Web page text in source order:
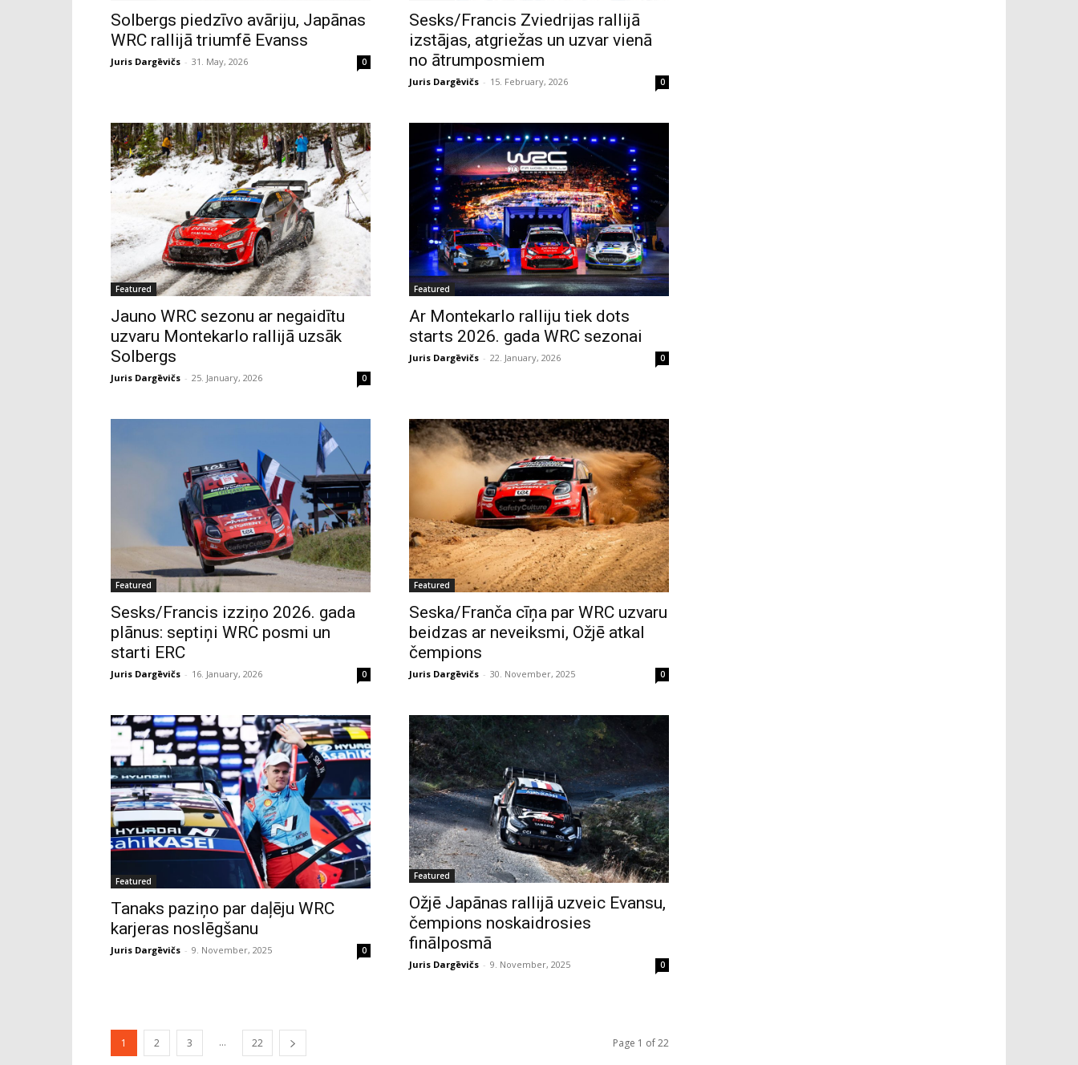
Solbergs piedzīvo avāriju, Japānas
WRC rallijā triumfē Evanss
Juris Dargēvičs - 31. May, 2026 0
Sesks/Francis Zviedrijas rallijā
izstājas, atgriežas un uzvar vienā
no ātrumposmiem
Juris Dargēvičs - 15. February, 2026 0
Featured
Jauno WRC sezonu ar negaidītu
uzvaru Montekarlo rallijā uzsāk
Solbergs
Juris Dargēvičs - 25. January, 2026 0
Featured
Ar Montekarlo ralliju tiek dots
starts 2026. gada WRC sezonai
Juris Dargēvičs - 22. January, 2026 0
Featured
Sesks/Francis izziņo 2026. gada
plānus: septiņi WRC posmi un
starti ERC
Juris Dargēvičs - 16. January, 2026 0
Featured
Seska/Franča cīņa par WRC uzvaru
beidzas ar neveiksmi, Ožjē atkal
čempions
Juris Dargēvičs - 30. November, 2025 0
Featured
Tanaks paziņo par daļēju WRC
karjeras noslēgšanu
Juris Dargēvičs - 9. November, 2025 0
Featured
Ožjē Japānas rallijā uzveic Evansu,
čempions noskaidrosies
finālposmā
Juris Dargēvičs - 9. November, 2025 0
1 2 3 ... 22 Page 1 of 22